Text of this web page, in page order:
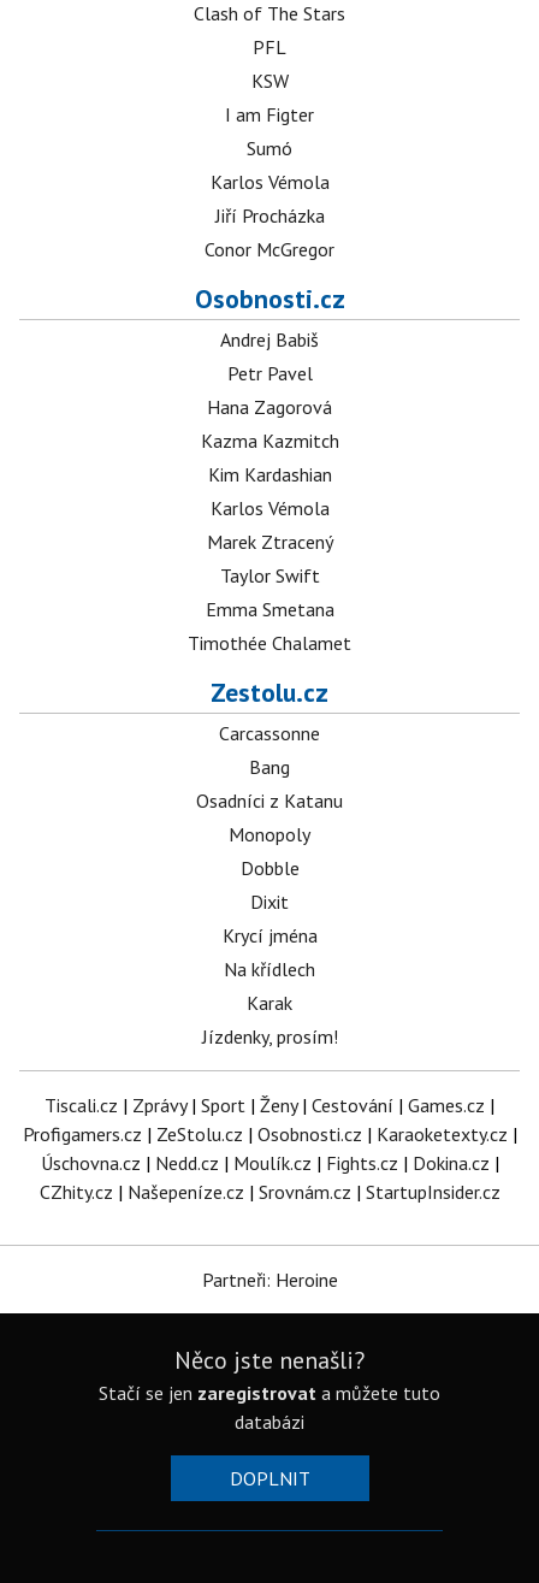
Clash of The Stars
PFL
KSW
I am Figter
Sumó
Karlos Vémola
Jiří Procházka
Conor McGregor
Osobnosti.cz
Andrej Babiš
Petr Pavel
Hana Zagorová
Kazma Kazmitch
Kim Kardashian
Karlos Vémola
Marek Ztracený
Taylor Swift
Emma Smetana
Timothée Chalamet
Zestolu.cz
Carcassonne
Bang
Osadníci z Katanu
Monopoly
Dobble
Dixit
Krycí jména
Na křídlech
Karak
Jízdenky, prosím!
Tiscali.cz | Zprávy| Sport | Ženy| Cestování | Games.cz |
Profigamers.cz | ZeStolu.cz | Osobnosti.cz | Karaoketexty.cz |
Úschovna.cz | Nedd.cz | Moulík.cz | Fights.cz | Dokina.cz |
CZhity.cz | Našepeníze.cz | Srovnám.cz | StartupInsider.cz
Partneři: Heroine
Něco jste nenašli?
Stačí se jen zaregistrovat a můžete tuto
databázi
DOPLNIT